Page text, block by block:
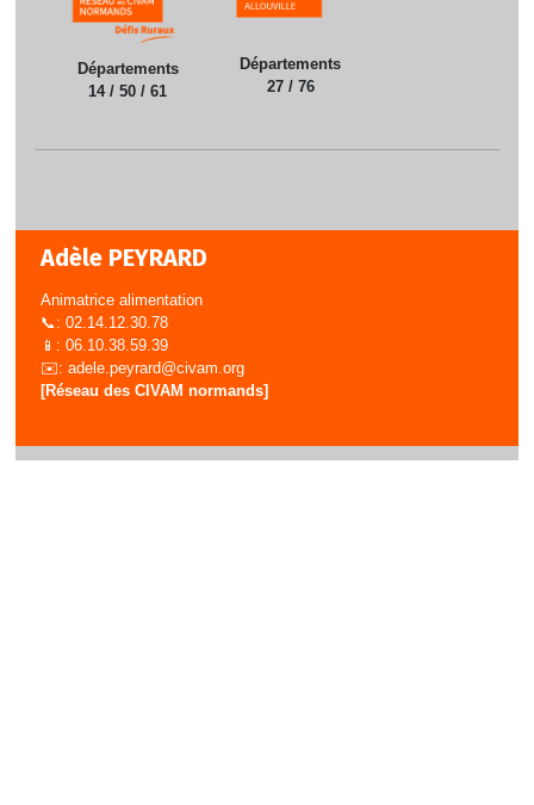
Départements
14 / 50 / 61
Départements
27 / 76
Adèle PEYRARD
Animatrice alimentation
📞: 02.14.12.30.78
📱: 06.10.38.59.39
✉️: adele.peyrard@civam.org
[Réseau des CIVAM normands]